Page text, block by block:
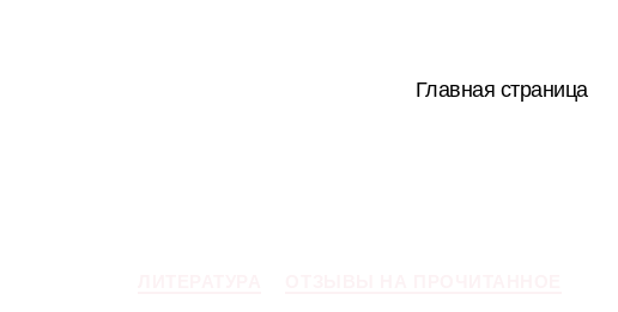
Главная страница